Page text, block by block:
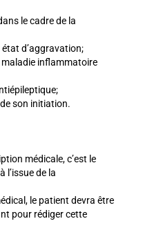
le cadre de la
état d’aggravation;
maladie inflammatoire
son initiation.
médicale, c’est le
l’issue de la
le patient devra être
pour rédiger cette